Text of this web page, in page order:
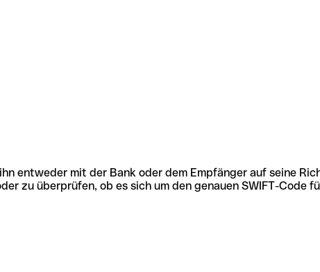
entweder mit der Bank oder dem Empfänger auf seine
zu überprüfen, ob es sich um den genauen SWIFT-Code